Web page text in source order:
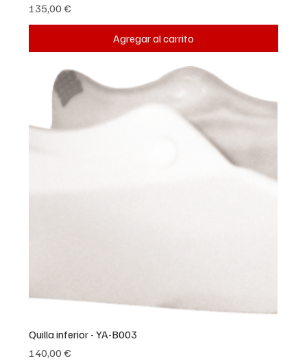
Precio
135,00 €
Agregar al carrito
Quilla inferior - YA-B003
Precio
140,00 €